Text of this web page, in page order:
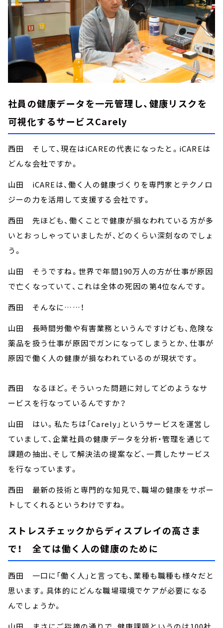
社員の健康データを一元管理し、健康リスクを
可視化するサービスCarely
西田 そして、現在はiCAREの代表になったと。iCAREは
どんな会社ですか。
山田 iCAREは、働く人の健康づくりを専門家とテクノロ
ジーの力を活用して支援する会社です。
西田 先ほども、働くことで健康が損なわれている方が多
いとおっしゃっていましたが、どのくらい深刻なのでしょ
う。
山田 そうですね。世界で年間190万人の方が仕事が原因
で亡くなっていて、これは全体の死因の第4位なんです。
西田 そんなに……！
山田 長時間労働や有害業務というんですけども、危険な
薬品を扱う仕事が原因でガンになってしまうとか、仕事が
原因で働く人の健康が損なわれているのが現状です。
西田 なるほど。そういった問題に対してどのようなサ
ービスを行なっているんですか？
山田 はい。私たちは「Carely」というサービスを運営し
ていまして、企業社員の健康データを分析・管理を通じて
課題の抽出、そして解決法の提案など、一貫したサービス
を行なっています。
西田 最新の技術と専門的な知見で、職場の健康をサポー
トしてくれるというわけですね。
ストレスチェックからディスプレイの高さま
で！ 全ては働く人の健康のために
西田 一口に「働く人」と言っても、業種も職種も様々だと
思います。具体的にどんな職場環境でケアが必要になる
んでしょうか。